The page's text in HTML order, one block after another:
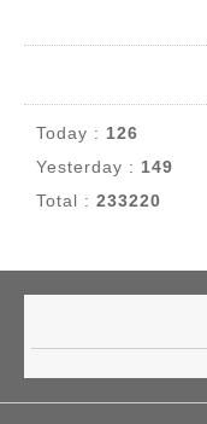
Today : 126
Yesterday : 149
Total : 233220